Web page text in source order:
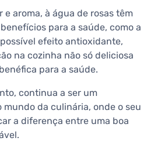
e aroma, à água de rosas têm
para a saúde, como a
efeito antioxidante,
na cozinha não só deliciosa
para a saúde.
continua a ser um
da culinária, onde o seu
a diferença entre uma boa